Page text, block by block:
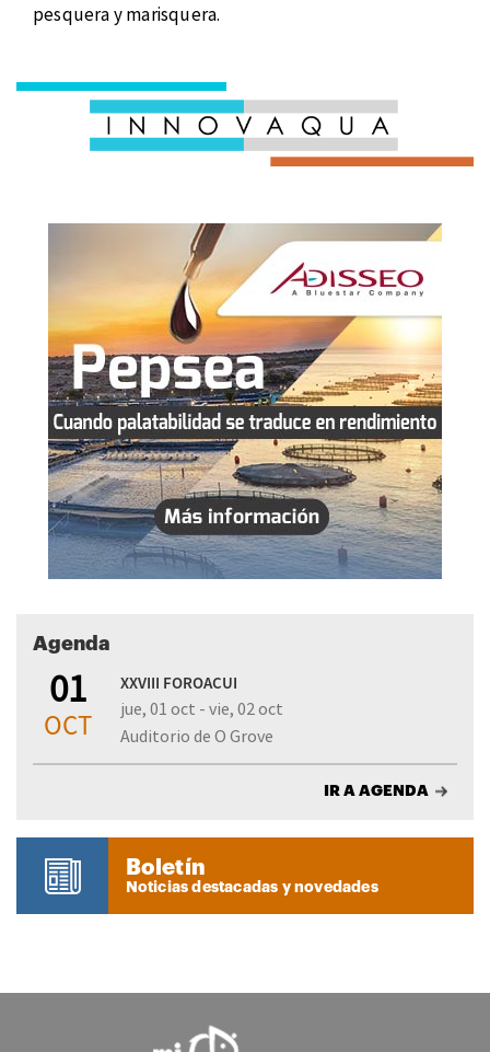
pesquera y marisquera.
Agenda
01
OCT
XXVIII FOROACUI
jue, 01 oct - vie, 02 oct
Auditorio de O Grove
IR A AGENDA
Boletín
Noticias destacadas y novedades